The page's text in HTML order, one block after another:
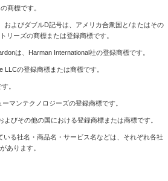
商標です。
およびダブルD記号は、アメリカ合衆国と/またはその
リーズの商標または登録商標です。
は、Harman International社の登録商標です。
LLCの登録商標または商標です。
。
マンテクノロジーズの登録商標です。
びその他の国における登録商標または商標です。
いる社名・商品名・サービス名などは、それぞれ各社
あります。